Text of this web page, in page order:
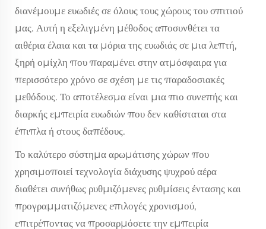
διανέμουμε ευωδιές σε όλους τους χώρους του σπιτιού
μας. Αυτή η εξελιγμένη μέθοδος αποσυνθέτει τα
αιθέρια έλαια και τα μόρια της ευωδιάς σε μια λεπτή,
ξηρή ομίχλη που παραμένει στην ατμόσφαιρα για
περισσότερο χρόνο σε σχέση με τις παραδοσιακές
μεθόδους. Το αποτέλεσμα είναι μια πιο συνεπής και
διαρκής εμπειρία ευωδιών που δεν καθίσταται στα
έπιπλα ή στους δαπέδους.
Το καλύτερο σύστημα αρωμάτισης χώρων που
χρησιμοποιεί τεχνολογία διάχυσης ψυχρού αέρα
διαθέτει συνήθως ρυθμιζόμενες ρυθμίσεις έντασης και
προγραμματιζόμενες επιλογές χρονισμού,
επιτρέποντας να προσαρμόσετε την εμπειρία